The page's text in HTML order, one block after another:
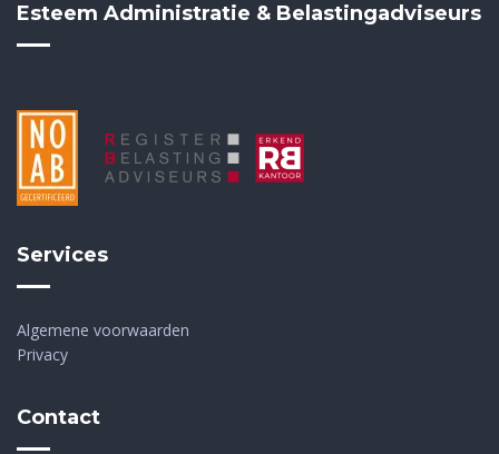
Esteem Administratie & Belastingadviseurs
Services
Algemene voorwaarden
Privacy
Contact